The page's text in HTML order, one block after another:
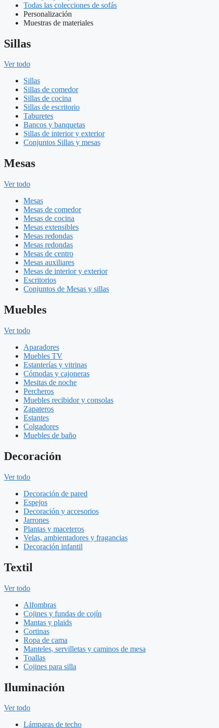
Todas las colecciones de sofás
Personalización
Muestras de materiales
Sillas
Ver todo
Sillas
Sillas de comedor
Sillas de cocina
Sillas de escritorio
Taburetes
Bancos y banquetas
Sillas de interior y exterior
Conjuntos Sillas y mesas
Mesas
Ver todo
Mesas
Mesas de comedor
Mesas de cocina
Mesas extensibles
Mesas redondas
Mesas redondas
Mesas de centro
Mesas auxiliares
Mesas de interior y exterior
Escritorios
Conjuntos de Mesas y sillas
Muebles
Ver todo
Aparadores
Muebles TV
Estanterías y vitrinas
Cómodas y cajoneras
Mesitas de noche
Percheros
Muebles recibidor y consolas
Zapateros
Estantes
Colgadores
Muebles de baño
Decoración
Ver todo
Decoración de pared
Espejos
Decoración y accesorios
Jarrones
Plantas y maceteros
Velas, ambientadores y fragancias
Decoración infantil
Textil
Ver todo
Alfombras
Cojines y fundas de cojín
Mantas y plaids
Cortinas
Ropa de cama
Manteles, servilletas y caminos de mesa
Toallas
Cojines para silla
Iluminación
Ver todo
Lámparas de techo